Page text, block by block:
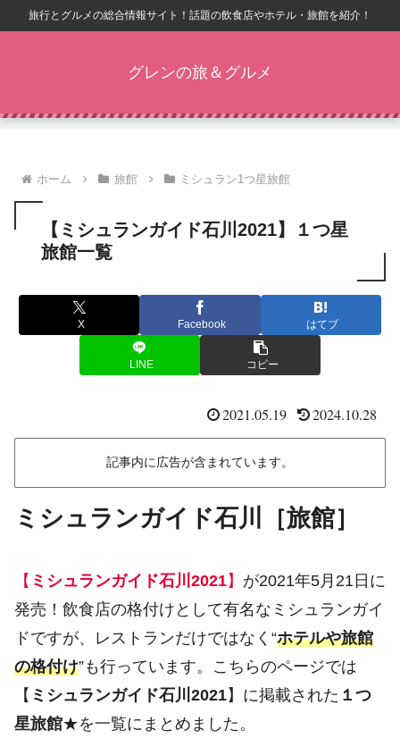
旅行とグルメの総合情報サイト！話題の飲食店やホテル・旅館を紹介！
グレンの旅＆グルメ
ホーム 旅館 ミシュラン1つ星旅館
【ミシュランガイド石川2021】１つ星
旅館一覧
X Facebook はてブ
LINE コピー
2021.05.19 2024.10.28
記事内に広告が含まれています。
ミシュランガイド石川［旅館］
【 ミシュランガイド石川2021】 が2021年5月21日に
発売！飲食店の格付けとして有名なミシュランガイ
ドですが、レストランだけではなく“ホテルや旅館
の格付け”も行っています。こちらのページでは
【 ミシュランガイド石川2021】に掲載された １つ
星旅館★を一覧にまとめました。